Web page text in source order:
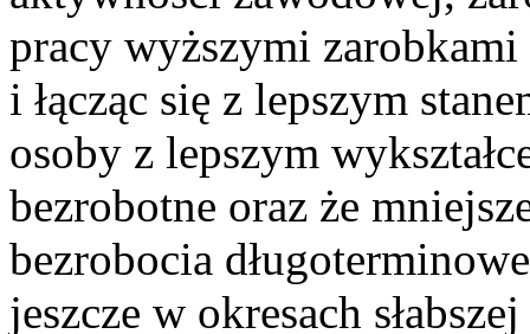
pracy wyższymi
i łącząc się z lepszym
osoby z lepszym
bezrobotne oraz że
bezrobocia
jeszcze w okresach